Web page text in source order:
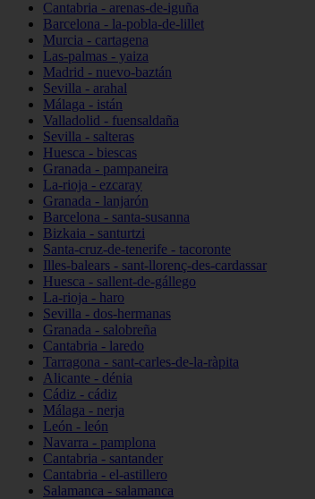
Cantabria - arenas-de-iguña
Barcelona - la-pobla-de-lillet
Murcia - cartagena
Las-palmas - yaiza
Madrid - nuevo-baztán
Sevilla - arahal
Málaga - istán
Valladolid - fuensaldaña
Sevilla - salteras
Huesca - biescas
Granada - pampaneira
La-rioja - ezcaray
Granada - lanjarón
Barcelona - santa-susanna
Bizkaia - santurtzi
Santa-cruz-de-tenerife - tacoronte
Illes-balears - sant-llorenç-des-cardassar
Huesca - sallent-de-gállego
La-rioja - haro
Sevilla - dos-hermanas
Granada - salobreña
Cantabria - laredo
Tarragona - sant-carles-de-la-ràpita
Alicante - dénia
Cádiz - cádiz
Málaga - nerja
León - león
Navarra - pamplona
Cantabria - santander
Cantabria - el-astillero
Salamanca - salamanca